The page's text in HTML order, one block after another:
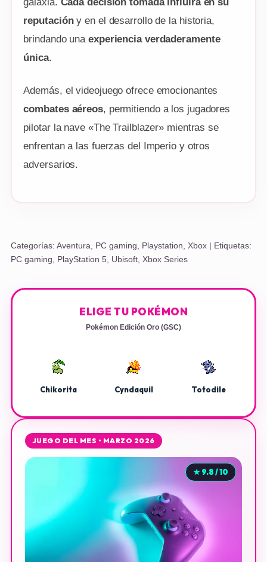
reputacióny en el desarrollo de la historia,
brindando unaexperiencia verdaderamente
única.
Además, el videojuego ofrece emocionantes
combates aéreos, permitiendo a los jugadores
pilotar la nave «The Trailblazer» mientras se
enfrentan a las fuerzas del Imperio y otros
adversarios.
Categorías: Aventura, PC gaming, Playstation, Xbox| Etiquetas:
PC gaming, PlayStation 5, Ubisoft, Xbox Series
ELIGE TU POKÉMON
Pokémon Edición Oro (GSC)
Chikorita Cyndaquil Totodile
JUEGO DEL MES • MARZO 2026
★ 9.8 / 10